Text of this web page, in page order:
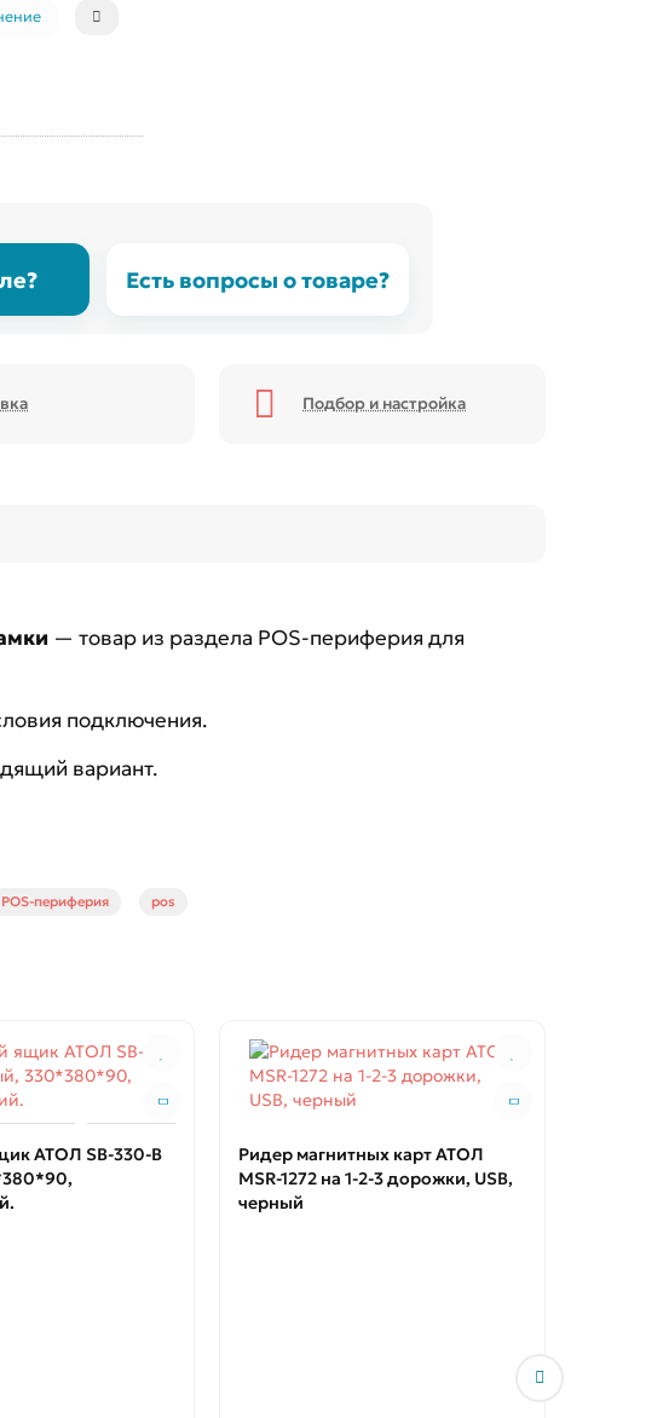
Есть вопросы о товаре?
Подбор и настройка
— товар из раздела POS-периферия для
подключения.
вариант.
POS-периферия pos
АТОЛ SB-330-B
Ридер магнитных карт АТОЛ
MSR-1272 на 1-2-3 дорожки, USB,
черный